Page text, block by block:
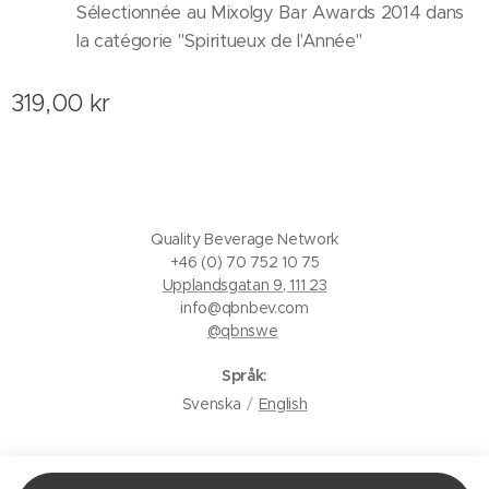
Sélectionnée au Mixolgy Bar Awards 2014 dans
la catégorie "Spiritueux de l'Année"
319,00 kr
Quality Beverage Network
+46 (0) 70 752 10 75
Upplandsgatan 9, 111 23
info@qbnbev.com
@qbnswe
Språk
Svenska
English